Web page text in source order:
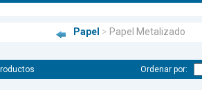
Papel > Papel Metalizado
Ordenar por: